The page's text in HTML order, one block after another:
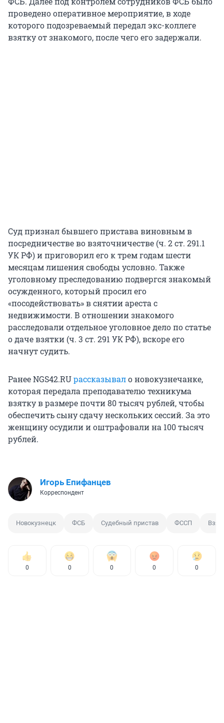
проведено оперативное мероприятие, в ходе
которого подозреваемый передал экс-коллеге
взятку от знакомого, после чего его задержали.
Суд признал бывшего пристава виновным в
посредничестве во взяточничестве (ч. 2 ст. 291.1
УК РФ) и приговорил его к трем годам шести
месяцам лишения свободы условно. Также
уголовному преследованию подвергся знакомый
осужденного, который просил его
«посодействовать» в снятии ареста с
недвижимости. В отношении знакомого
расследовали отдельное уголовное дело по статье
о даче взятки (ч. 3 ст. 291 УК РФ), вскоре его
начнут судить.
Ранее NGS42.RUрассказывало новокузнечанке,
которая передала преподавателю техникума
взятку в размере почти 80 тысяч рублей, чтобы
обеспечить сыну сдачу нескольких сессий. За это
женщину осудили и оштрафовали на 100 тысяч
рублей.
Игорь Епифанцев
Корреспондент
Новокузнецк ФСБ Судебный пристав ФССП
0 0 0 0 0